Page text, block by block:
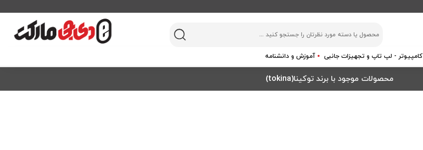
کامپیوتر - لپ تاپ و تجهیزات جانبی آموزش و دانشنامه
محصولات موجود با برند توکینا(tokina)